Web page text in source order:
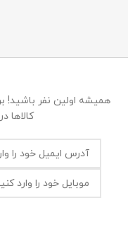
همیشه اولین نفر باشید!
کالاها